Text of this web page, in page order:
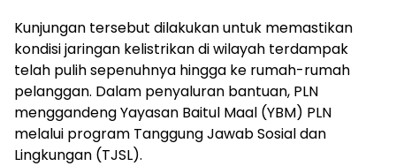
Kunjungan tersebut dilakukan untuk memastikan
kondisi jaringan kelistrikan di wilayah terdampak
telah pulih sepenuhnya hingga ke rumah-rumah
pelanggan. Dalam penyaluran bantuan, PLN
menggandeng Yayasan Baitul Maal (YBM) PLN
melalui program Tanggung Jawab Sosial dan
Lingkungan (TJSL).